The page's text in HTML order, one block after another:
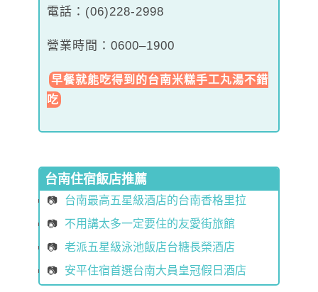
電話：(06)228-2998
營業時間：0600–1900
早餐就能吃得到的台南米糕手工丸湯不錯
吃
台南住宿飯店推薦
台南最高五星級酒店的台南香格里拉
不用講太多一定要住的友愛街旅館
老派五星級泳池飯店台糖長榮酒店
安平住宿首選台南大員皇冠假日酒店